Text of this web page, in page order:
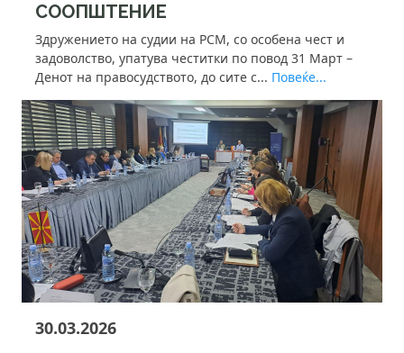
СООПШТЕНИЕ
Здружението на судии на РСМ, со особена чест и
задоволство, упатува честитки по повод 31 Март –
Денот на правосудството, до сите с... Повеќе...
30.03.2026